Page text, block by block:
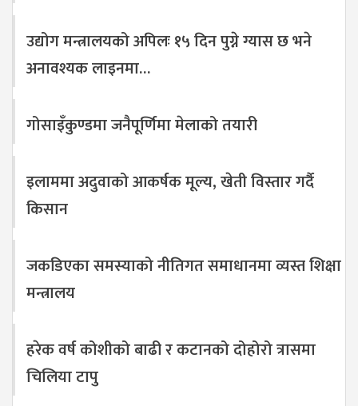
उद्योग मन्त्रालयको अपिलः १५ दिन पुग्ने ग्यास छ भने
अनावश्यक लाइनमा…
गोसाइँकुण्डमा जनैपूर्णिमा मेलाको तयारी
इलाममा अदुवाको आकर्षक मूल्य, खेती विस्तार गर्दै
किसान
जकडिएका समस्याको नीतिगत समाधानमा व्यस्त शिक्षा
मन्त्रालय
हरेक वर्ष कोशीको बाढी र कटानको दोहोरो त्रासमा
चिलिया टापु